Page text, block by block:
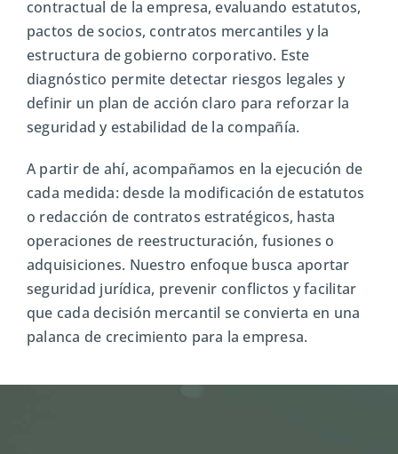
contractual de la empresa, evaluando estatutos,
pactos de socios, contratos mercantiles y la
estructura de gobierno corporativo. Este
diagnóstico permite detectar riesgos legales y
definir un plan de acción claro para reforzar la
seguridad y estabilidad de la compañía.
A partir de ahí, acompañamos en la ejecución de
cada medida: desde la modificación de estatutos
o redacción de contratos estratégicos, hasta
operaciones de reestructuración, fusiones o
adquisiciones. Nuestro enfoque busca aportar
seguridad jurídica, prevenir conflictos y facilitar
que cada decisión mercantil se convierta en una
palanca de crecimiento para la empresa.